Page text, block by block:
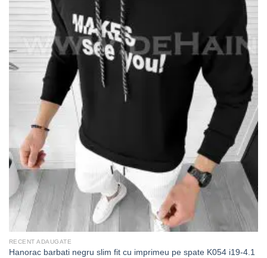
RECENT ADAUGATE
Hanorac barbati negru slim fit cu imprimeu pe spate K054 i19-4.1